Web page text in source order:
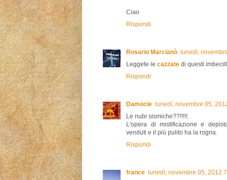
Ciao
Rispondi
Rosario Marcianò lunedì,
Leggete lecazzate di questi
Rispondi
Damocle lunedì, novembre 05,
Le nubi sismiche??!!!!!.
L'opera di mistificazione e
venduti e il più pulito ha la rogna.
Rispondi
france lunedì, novembre 05, 2012